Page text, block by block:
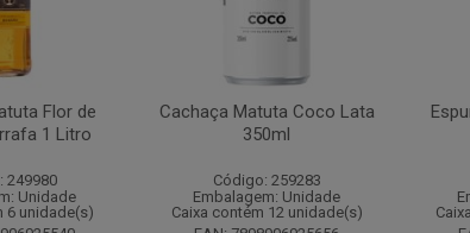
Flor de
1 Litro
249980
Unidade
6 unidade(s)
Cachaça Matuta Coco Lata
350ml
Código: 259283
Embalagem: Unidade
Caixa contém 12 unidade(s)